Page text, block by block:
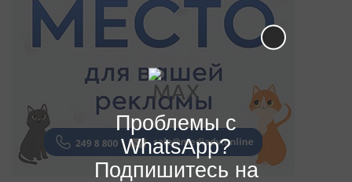
Проблемы с
WhatsApp?
Подпишитесь на